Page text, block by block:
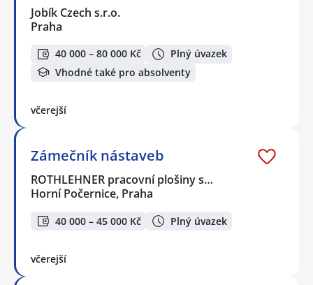
Jobík Czech s.r.o.
Praha
40 000 – 80 000 Kč
Plný úvazek
Vhodné také pro absolventy
včerejší
Zámečník nástaveb
ROTHLEHNER pracovní plošiny s…
Horní Počernice, Praha
40 000 – 45 000 Kč Plný úvazek
včerejší